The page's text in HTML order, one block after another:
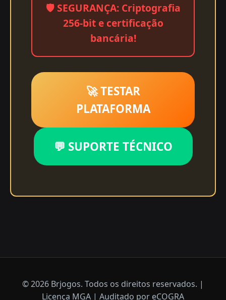
🛡️ SEGURANÇA: Criptografia
256-bit e certificação
bancária!
🚀 TESTAR
PLATAFORMA
💬 SUPORTE TÉCNICO
© 2026 Brjogos. Todos os direitos reservados. |
Licença MGA | Auditado por eCOGRA